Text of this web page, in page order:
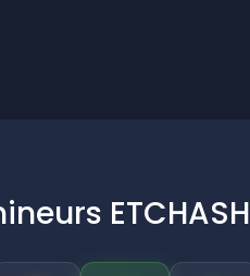
ETCHASH